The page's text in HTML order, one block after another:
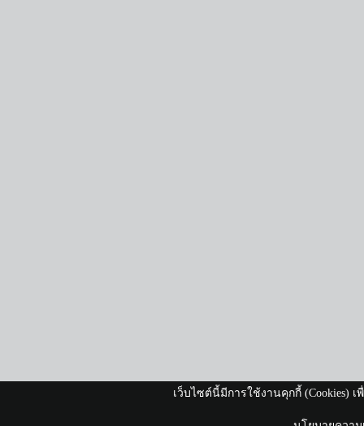
เว็บไซต์นี้มีการใช้งานคุกกี้ (Cookies)